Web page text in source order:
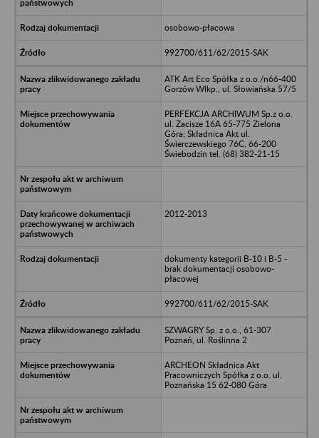
osobowo-płacowa
992700/611/62/2015-SAK
ATK Art Eco Spółka z o.o./n66-400
Gorzów Wlkp., ul. Słowiańska 57/5
PERFEKCJA ARCHIWUM Sp.z o.o.
ul. Zacisze 16A 65-775 Zielona
Góra; Składnica Akt ul.
Świerczewskiego 76C, 66-200
Świebodzin tel. (68) 382-21-15
2012-2013
dokumenty kategorii B-10 i B-5 -
brak dokumentacji osobowo-
płacowej
992700/611/62/2015-SAK
SZWAGRY Sp. z o.o., 61-307
Poznań, ul. Roślinna 2
ARCHEON Składnica Akt
Pracowniczych Spółka z o.o. ul.
Poznańska 15 62-080 Góra